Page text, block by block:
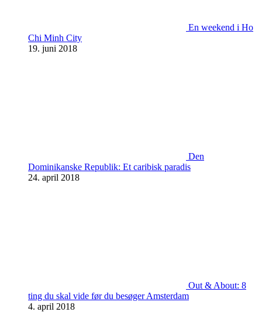
En weekend i Ho
Chi Minh City
19. juni 2018
Den
Dominikanske Republik: Et caribisk paradis
24. april 2018
Out & About: 8
ting du skal vide før du besøger Amsterdam
4. april 2018